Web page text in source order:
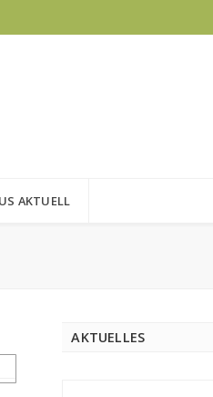
AKTUELL
AKTUELLES